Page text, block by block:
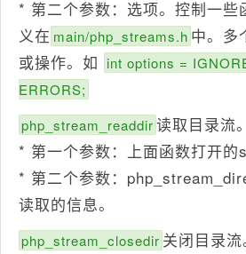
* 第二个参数：选项。控制一些
义在 main/php_streams.h 中。多
或操作。如 int options =
ERRORS;
php_stream_readdir读取目录流。
* 第一个参数：上面函数打开的
* 第二个参数：
读取的信息。
php_stream_closedir 关闭目录